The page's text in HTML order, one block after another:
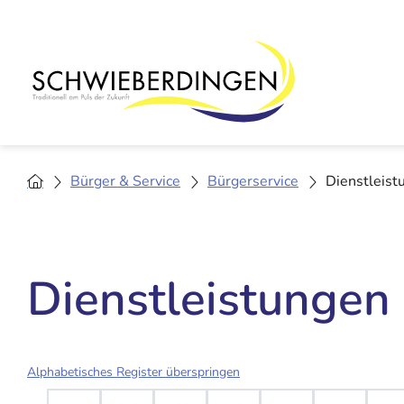
Bürger & Service Bürgerservice
Dienstleistungen
Alphabetisches Register überspringen